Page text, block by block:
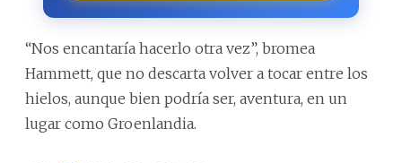
“Nos encantaría hacerlo otra vez”, bromea
Hammett, que no descarta volver a tocar entre los
hielos, aunque bien podría ser, aventura, en un
lugar como Groenlandia.